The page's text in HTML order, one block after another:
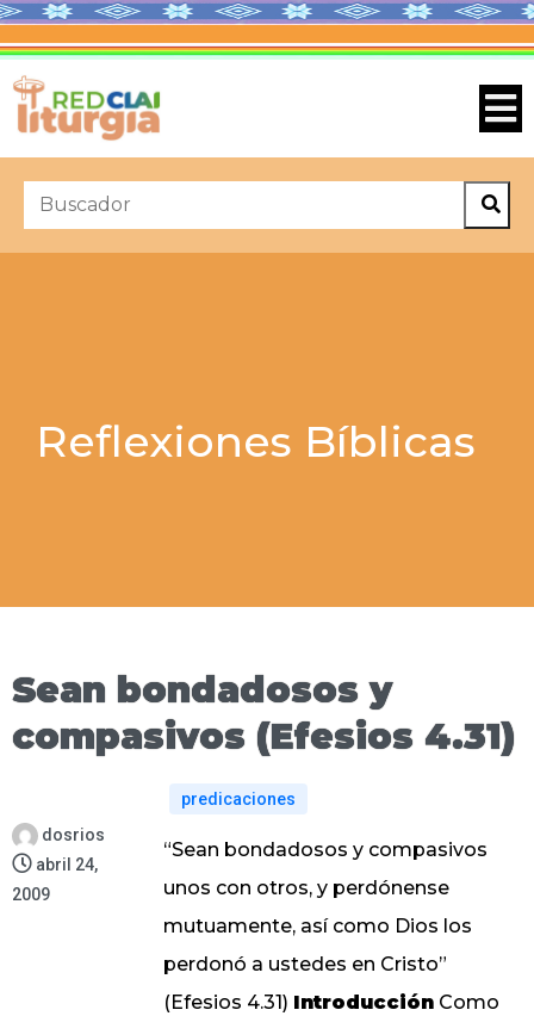
Reflexiones Bíblicas
Sean bondadosos y
compasivos (Efesios 4.31)
dosrios
abril 24,
2009
predicaciones
“Sean bondadosos y compasivos
unos con otros, y perdónense
mutuamente, así como Dios los
perdonó a ustedes en Cristo”
(Efesios 4.31) IntroducciónComo